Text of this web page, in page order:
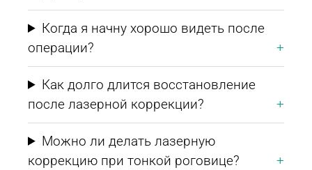
Когда я начну хорошо видеть после
операции?
Как долго длится восстановление
после лазерной коррекции?
Можно ли делать лазерную
коррекцию при тонкой роговице?